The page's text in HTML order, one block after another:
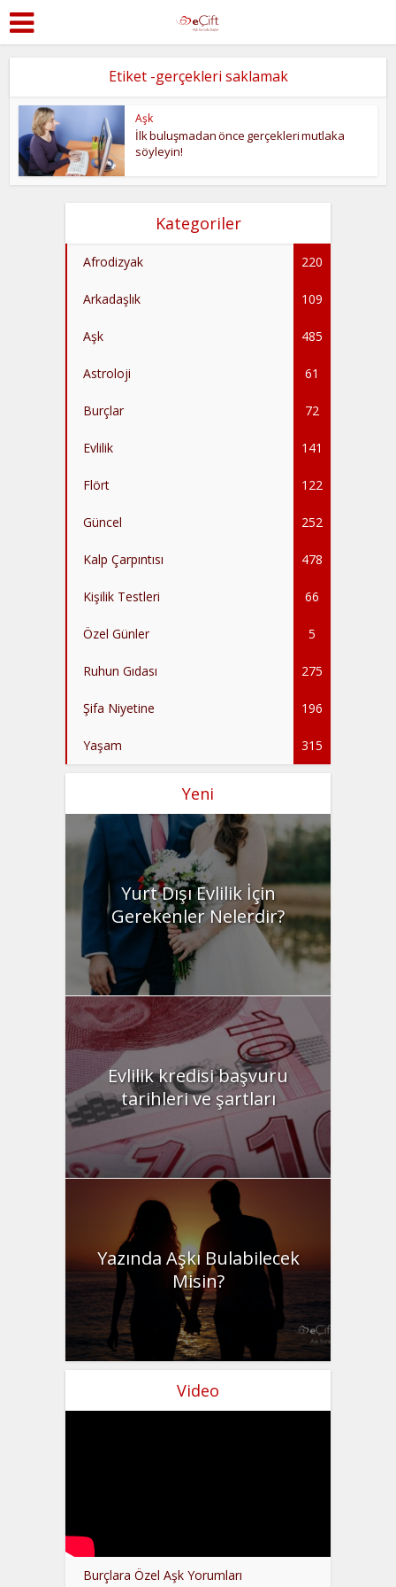
Etiket -gerçekleri saklamak
Aşk
İlk buluşmadan önce gerçekleri mutlaka
söyleyin!
Kategoriler
Afrodizyak 220
Arkadaşlık 109
Aşk 485
Astroloji 61
Burçlar 72
Evlilik 141
Flört 122
Güncel 252
Kalp Çarpıntısı 478
Kişilik Testleri 66
Özel Günler 5
Ruhun Gıdası 275
Şifa Niyetine 196
Yaşam 315
Yeni
Yurt Dışı Evlilik İçin
Gerekenler Nelerdir?
Evlilik kredisi başvuru
tarihleri ve şartları
Yazında Aşkı Bulabilecek
Misin?
Video
Burçlara Özel Aşk Yorumları